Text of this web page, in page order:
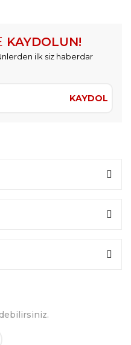
KAYDOLUN!
ilk siz haberdar
KAYDOL